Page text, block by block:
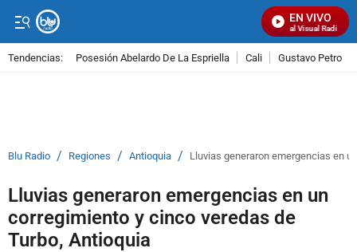
EN VIVO
Señal Visual Radio
Tendencias: Posesión Abelardo De La Espriella Cali Gustavo Petro
Blu Radio / Regiones / Antioquia / Lluvias generaron emergencias en
Lluvias generaron emergencias en un
corregimiento y cinco veredas de
Turbo, Antioquia